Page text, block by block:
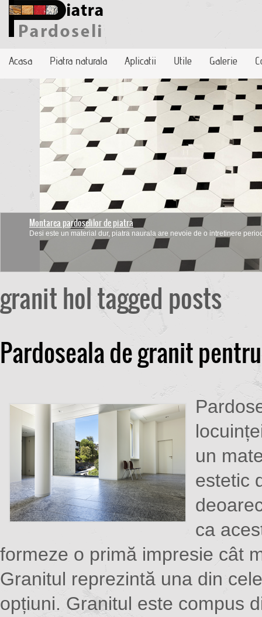
Acasa Piatra naturala Aplicatii Utile Galerie
Montarea pardoselilor de piatra
Desi este un material dur, piatra naurala are nevoie de o intretinere
granit hol tagged posts
Pardoseala de granit
un
estetic
ca
formeze o primă impresie cât
Granitul reprezintă una din
opțiuni. Granitul este compus